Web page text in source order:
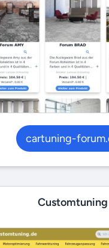
cartuning-
Customtuning